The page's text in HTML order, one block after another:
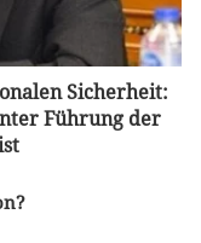
Sicherheit:
Führung der